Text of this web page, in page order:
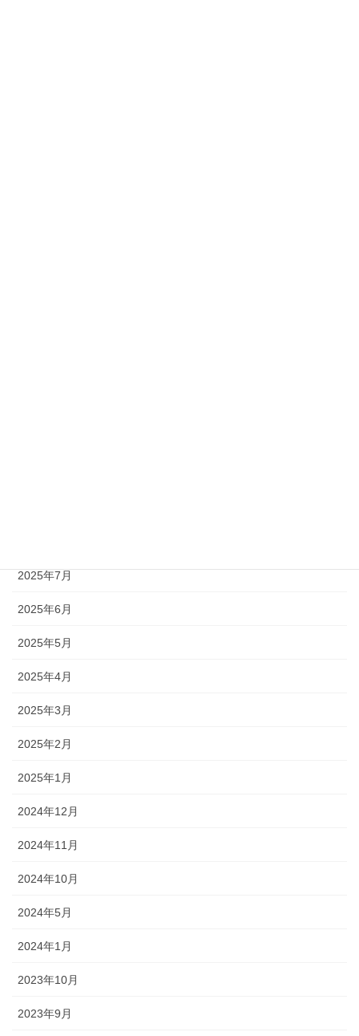
2025年7月
2025年6月
2025年5月
2025年4月
2025年3月
2025年2月
2025年1月
2024年12月
2024年11月
2024年10月
2024年5月
2024年1月
2023年10月
2023年9月